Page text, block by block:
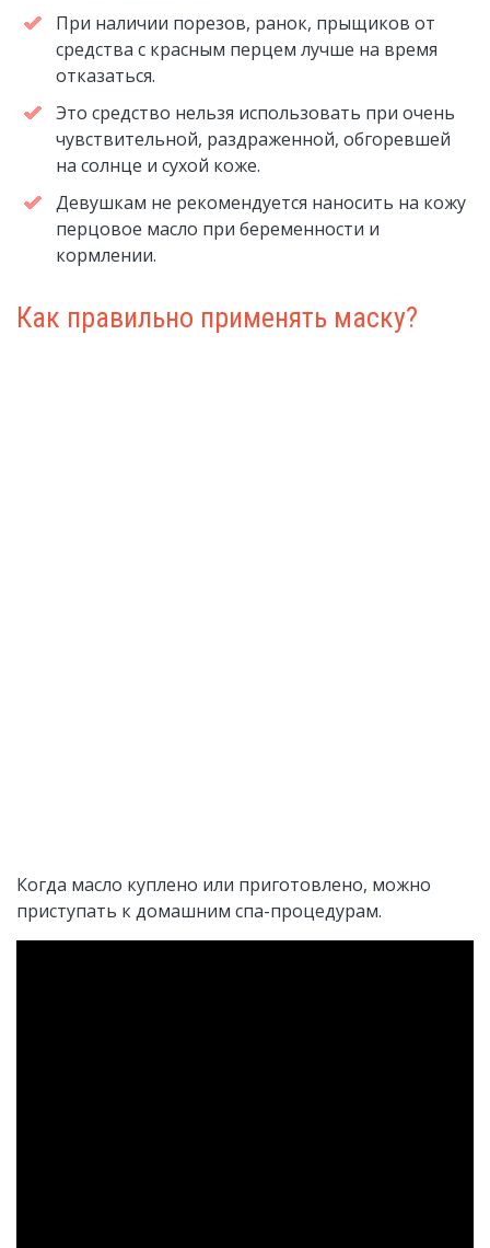
При наличии порезов, ранок, прыщиков от
средства с красным перцем лучше на время
отказаться.
Это средство нельзя использовать при очень
чувствительной, раздраженной, обгоревшей
на солнце и сухой коже.
Девушкам не рекомендуется наносить на кожу
перцовое масло при беременности и
кормлении.
Как правильно применять маску?
Когда масло куплено или приготовлено, можно
приступать к домашним спа-процедурам.